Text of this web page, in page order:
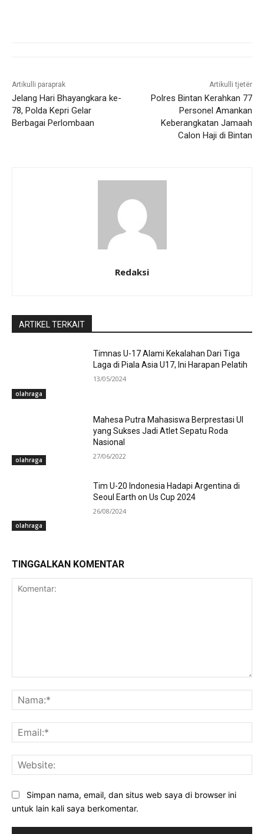
Artikulli paraprak
Jelang Hari Bhayangkara ke-
78, Polda Kepri Gelar
Berbagai Perlombaan
Artikulli tjetër
Polres Bintan Kerahkan 77
Personel Amankan
Keberangkatan Jamaah
Calon Haji di Bintan
Redaksi
ARTIKEL TERKAIT
olahraga
Timnas U-17 Alami Kekalahan Dari Tiga
Laga di Piala Asia U17, Ini Harapan Pelatih
13/05/2024
olahraga
Mahesa Putra Mahasiswa Berprestasi UI
yang Sukses Jadi Atlet Sepatu Roda
Nasional
27/06/2022
olahraga
Tim U-20 Indonesia Hadapi Argentina di
Seoul Earth on Us Cup 2024
26/08/2024
TINGGALKAN KOMENTAR
Simpan nama, email, dan situs web saya di browser ini
untuk lain kali saya berkomentar.